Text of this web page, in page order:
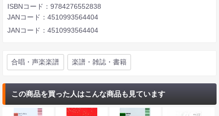
ISBNコード：9784276552838
JANコード：4510993564404
JANコード：4510993564404
合唱・声楽楽譜 楽譜・雑誌・書籍
この商品を買った人はこんな商品も見ています